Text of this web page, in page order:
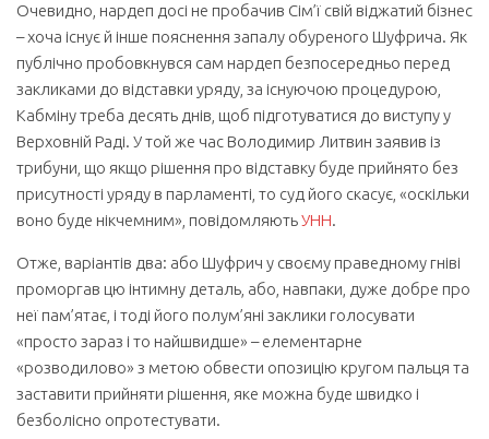
Очевидно, нардеп досі не пробачив Сім’ї свій віджатий бізнес
– хоча існує й інше пояснення запалу обуреного Шуфрича. Як
публічно пробовкнувся сам нардеп безпосередньо перед
закликами до відставки уряду, за існуючою процедурою,
Кабміну треба десять днів, щоб підготуватися до виступу у
Верховній Раді. У той же час Володимир Литвин заявив із
трибуни, що якщо рішення про відставку буде прийнято без
присутності уряду в парламенті, то суд його скасує, «оскільки
воно буде нікчемним», повідомляютьУНН.
Отже, варіантів два: або Шуфрич у своєму праведному гніві
проморгав цю інтимну деталь, або, навпаки, дуже добре про
неї пам’ятає, і тоді його полум’яні заклики голосувати
«просто зараз і то найшвидше» – елементарне
«розводилово» з метою обвести опозицію кругом пальця та
заставити прийняти рішення, яке можна буде швидко і
безболісно опротестувати.